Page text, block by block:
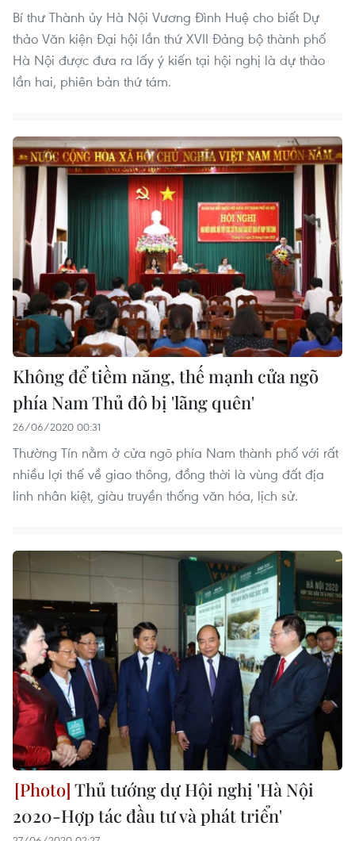
Bí thư Thành ủy Hà Nội Vương Đình Huệ cho biết Dự
thảo Văn kiện Đại hội lần thứ XVII Đảng bộ thành phố
Hà Nội được đưa ra lấy ý kiến tại hội nghị là dự thảo
lần hai, phiên bản thứ tám.
Không để tiềm năng, thế mạnh cửa ngõ
phía Nam Thủ đô bị 'lãng quên'
26/06/2020 00:31
Thường Tín nằm ở cửa ngõ phía Nam thành phố với rất
nhiều lợi thế về giao thông, đồng thời là vùng đất địa
linh nhân kiệt, giàu truyền thống văn hóa, lịch sử.
Thủ tướng dự Hội nghị 'Hà Nội
2020-Hợp tác đầu tư và phát triển'